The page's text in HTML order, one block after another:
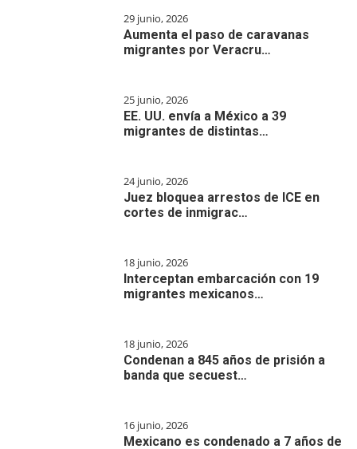
29 junio, 2026
Aumenta el paso de caravanas
migrantes por Veracru…
25 junio, 2026
EE. UU. envía a México a 39
migrantes de distintas…
24 junio, 2026
Juez bloquea arrestos de ICE en
cortes de inmigrac…
18 junio, 2026
Interceptan embarcación con 19
migrantes mexicanos…
18 junio, 2026
Condenan a 845 años de prisión a
banda que secuest…
16 junio, 2026
Mexicano es condenado a 7 años de